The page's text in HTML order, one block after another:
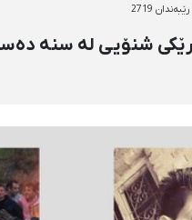
شنۆیی لە سنە